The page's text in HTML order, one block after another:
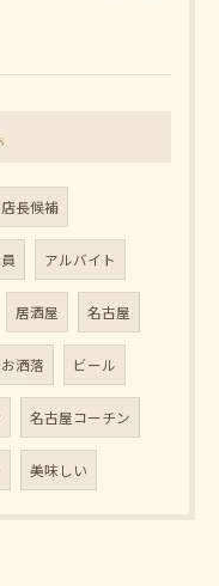
店長候補
アルバイト
居酒屋 名古屋
お洒落 ビール
名古屋コーチン
美味しい